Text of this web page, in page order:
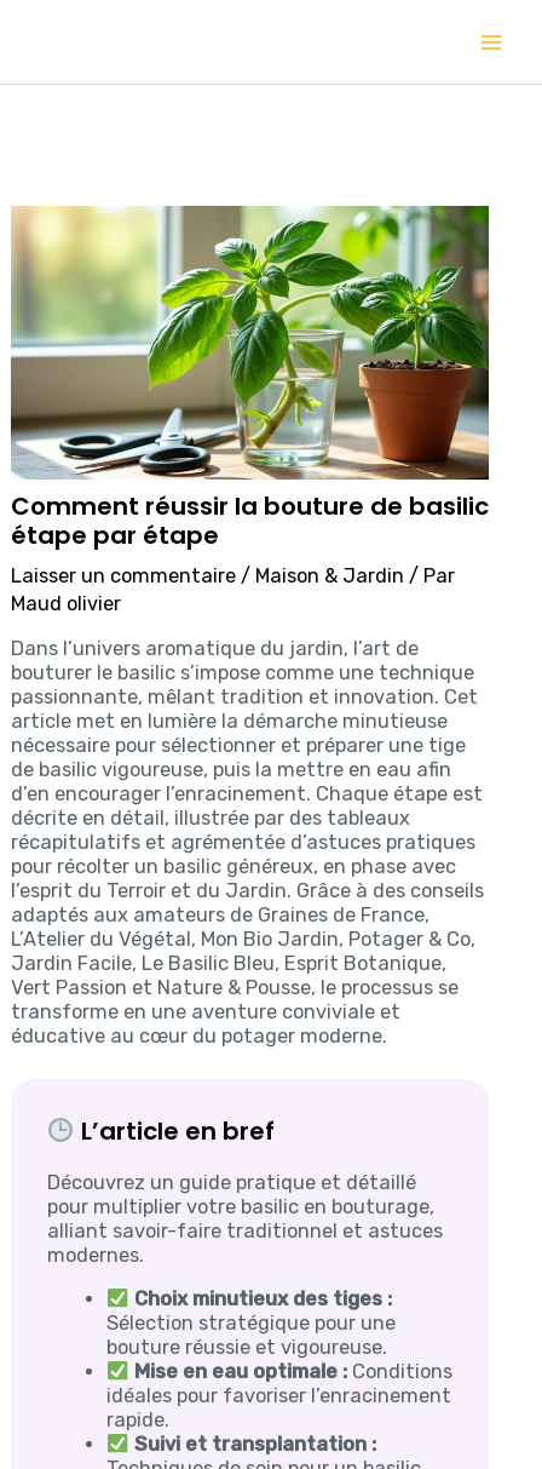
Comment réussir la bouture de basilic
étape par étape
Laisser un commentaire / Maison & Jardin / Par
Maud olivier
Dans l’univers aromatique du jardin, l’art de
bouturer le basilic s’impose comme une technique
passionnante, mêlant tradition et innovation. Cet
article met en lumière la démarche minutieuse
nécessaire pour sélectionner et préparer une tige
de basilic vigoureuse, puis la mettre en eau afin
d’en encourager l’enracinement. Chaque étape est
décrite en détail, illustrée par des tableaux
récapitulatifs et agrémentée d’astuces pratiques
pour récolter un basilic généreux, en phase avec
l’esprit du Terroir et du Jardin. Grâce à des conseils
adaptés aux amateurs de Graines de France,
L’Atelier du Végétal, Mon Bio Jardin, Potager & Co,
Jardin Facile, Le Basilic Bleu, Esprit Botanique,
Vert Passion et Nature & Pousse, le processus se
transforme en une aventure conviviale et
éducative au cœur du potager moderne.
L’article en bref
Découvrez un guide pratique et détaillé
pour multiplier votre basilic en bouturage,
alliant savoir-faire traditionnel et astuces
modernes.
Choix minutieux des tiges :
Sélection stratégique pour une
bouture réussie et vigoureuse.
Mise en eau optimale :Conditions
idéales pour favoriser l’enracinement
rapide.
Suivi et transplantation :